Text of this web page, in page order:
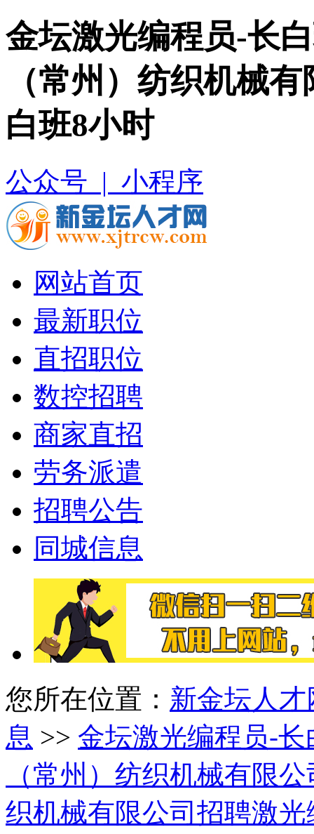
金坛激光编程员-长
（常州）纺织机械
白班8小时
公众号 | 小程序
网站首页
最新职位
直招职位
数控招聘
商家直招
劳务派遣
招聘公告
同城信息
您所在位置： 新金坛人才
息 >> 金坛激光编程员-
（常州）纺织机械有限
织机械有限公司招聘激